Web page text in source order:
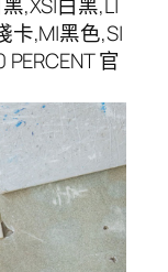
卡,M|黑色,S|
官